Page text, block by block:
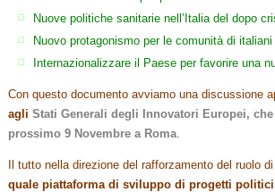
Nuove politiche sanitarie nell’Italia del dopo
Nuovo protagonismo per le comunità di italiani
Internazionalizzare il Paese per favorire una
Con questo documento avviamo una discussione
agli Stati Generali degli Innovatori Europei, che
prossimo 9 Novembre a Roma.
Il tutto nella direzione del rafforzamento del ruolo di
quale piattaforma di sviluppo di progetti